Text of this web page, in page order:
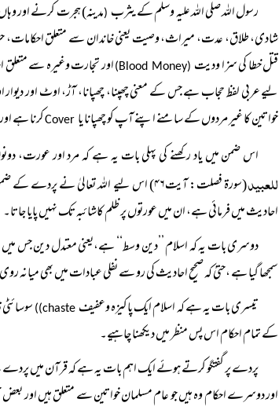
رسول اللہ صلی اللہ علیہ وسلم کے یثرب (مدینہ) ہجرت کرنے اور
شادی، طلاق، عدت، میراث، وصیت یعنی خاندان سے متعلق احکامات،
قتل خطا کی سزا ودیت (Blood Money)
اور تجارت وغیرہ سے
لیے عربی لفظ حجاب ہے جس کے معنی چھپنا، چھپانا، آڑ، اوٹ اور دیوار
خواتین کا غیر مردوں کے سامنے اپنے آپ کو چھپانا یا
کرنا ہے
اس ضمن میں یاد رکھنے کی پہلی بات یہ ہے کہ مرد اور عورت،
للعبید
(سورۃ فصلت: آیت۴۶) اس لیے اللہ تعالیٰ
احادیث میں فرمائی ہے، ان میں عورتوں پر ظلم کاشائبہ تک نہیں پایا جاتا۔
دوسری بات یہ کہ اسلام ’’دین وسط‘‘ ہے،یعنی معتدل دین جس میں
سمجھا گیا ہے ،حتیٰ کہ صحیح احادیث کی رو سے نفلی عبادات میں بھی میانہ
تیسری بات یہ ہے کہ اسلام ایک پاکیزہ وعفیف chaste))
کے تمام احکام اس پس منظر میں دیکھنا چاہیے۔
پردے پر گفتگو کرتے ہوئے ایک اہم بات یہ ہے کہ قرآن میں پردے
اور دوسرے احکام وہ ہیں جو عام مسلمان خواتین سے متعلق ہیں